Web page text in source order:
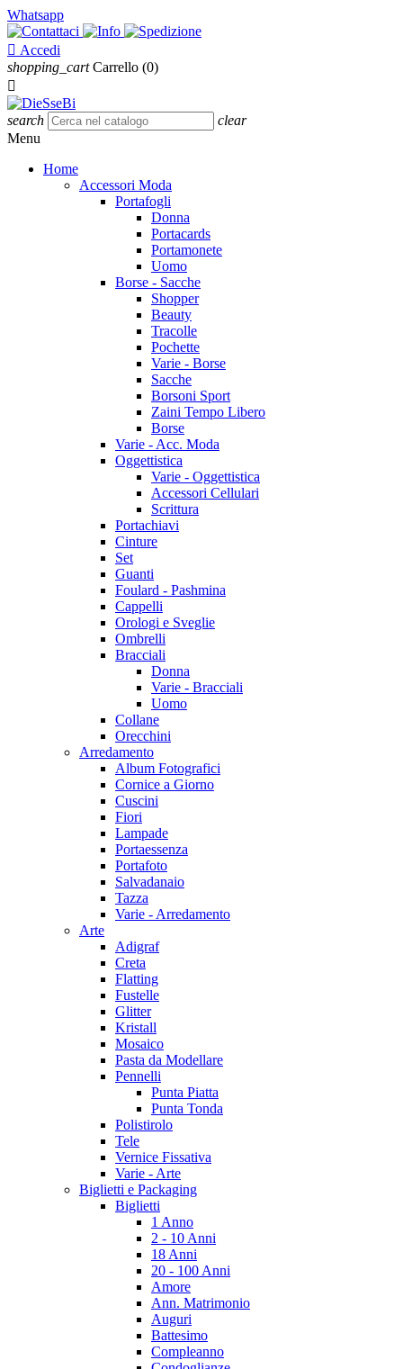
Whatsapp
 Accedi
shopping_cart Carrello (0)

search
clear
Menu
Home
Accessori Moda
Portafogli
Donna
Portacards
Portamonete
Uomo
Borse - Sacche
Shopper
Beauty
Tracolle
Pochette
Varie - Borse
Sacche
Borsoni Sport
Zaini Tempo Libero
Borse
Varie - Acc. Moda
Oggettistica
Varie - Oggettistica
Accessori Cellulari
Scrittura
Portachiavi
Cinture
Set
Guanti
Foulard - Pashmina
Cappelli
Orologi e Sveglie
Ombrelli
Bracciali
Donna
Varie - Bracciali
Uomo
Collane
Orecchini
Arredamento
Album Fotografici
Cornice a Giorno
Cuscini
Fiori
Lampade
Portaessenza
Portafoto
Salvadanaio
Tazza
Varie - Arredamento
Arte
Adigraf
Creta
Flatting
Fustelle
Glitter
Kristall
Mosaico
Pasta da Modellare
Pennelli
Punta Piatta
Punta Tonda
Polistirolo
Tele
Vernice Fissativa
Varie - Arte
Biglietti e Packaging
Biglietti
1 Anno
2 - 10 Anni
18 Anni
20 - 100 Anni
Amore
Ann. Matrimonio
Auguri
Battesimo
Compleanno